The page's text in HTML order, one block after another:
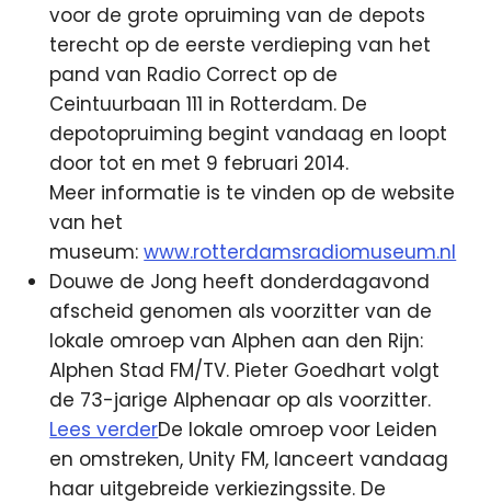
voor de grote opruiming van de depots
terecht op de eerste verdieping van het
pand van Radio Correct op de
Ceintuurbaan 111 in Rotterdam. De
depotopruiming begint vandaag en loopt
door tot en met 9 februari 2014.
Meer informatie is te vinden op de website
van het
museum:www.rotterdamsradiomuseum.nl
Douwe de Jong heeft donderdagavond
afscheid genomen als voorzitter van de
lokale omroep van Alphen aan den Rijn:
Alphen Stad FM/TV. Pieter Goedhart volgt
de 73-jarige Alphenaar op als voorzitter.
Lees verderDe lokale omroep voor Leiden
en omstreken, Unity FM, lanceert vandaag
haar uitgebreide verkiezingssite. De